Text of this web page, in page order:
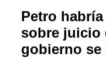
Petro
sobre juicio
gobierno se